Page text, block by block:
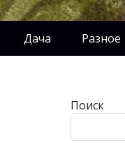
Дача Разное
Поиск